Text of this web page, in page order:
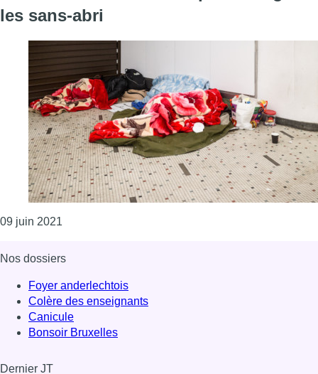
les sans-abri
09 juin 2021
Nos dossiers
Foyer anderlechtois
Colère des enseignants
Canicule
Bonsoir Bruxelles
Dernier JT